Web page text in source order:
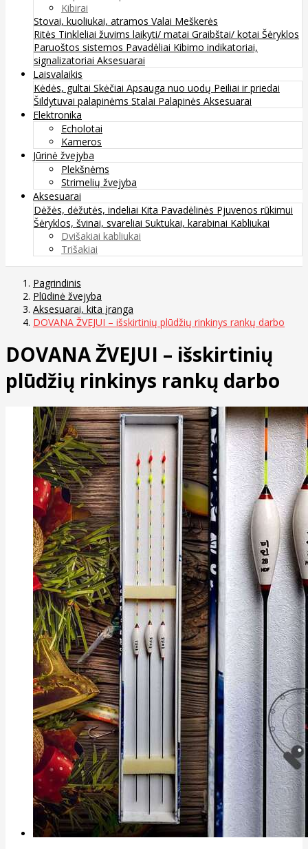
Kibirai
Stovai, kuoliukai, atramos Valai Meškerės
Ritės Tinkleliai žuvims laikyti/ matai Graibštai/ kotai Šėryklos
Paruoštos sistemos Pavadėliai Kibimo indikatoriai,
signalizatoriai Aksesuarai
Laisvalaikis
Kėdės, gultai Skėčiai Apsauga nuo uodų Peiliai ir priedai
Šildytuvai palapinėms Stalai Palapinės Aksesuarai
Elektronika
Echolotai
Kameros
Jūrinė žvejyba
Plekšnėms
Strimelių žvejyba
Aksesuarai
Dėžės, dėžutės, indeliai Kita Pavadėlinės Pjuvenos rūkimui
Šėryklos, švinai, svareliai Suktukai, karabinai Kabliukai
Dvišakiai kabliukai
Trišakiai
Pagrindinis
Plūdinė žvejyba
Aksesuarai, kita įranga
DOVANA ŽVEJUI – išskirtinių plūdžių rinkinys rankų darbo
DOVANA ŽVEJUI – išskirtinių
plūdžių rinkinys rankų darbo